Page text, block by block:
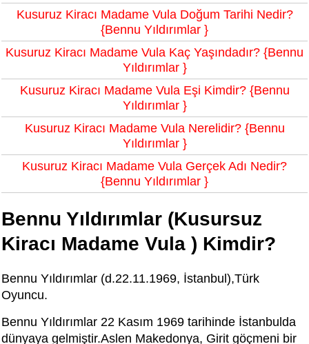
Kusuruz Kiracı Madame Vula Doğum Tarihi Nedir?
{Bennu Yıldırımlar }
Kusuruz Kiracı Madame Vula Kaç Yaşındadır? {Bennu
Yıldırımlar }
Kusuruz Kiracı Madame Vula Eşi Kimdir? {Bennu
Yıldırımlar }
Kusuruz Kiracı Madame Vula Nerelidir? {Bennu
Yıldırımlar }
Kusuruz Kiracı Madame Vula Gerçek Adı Nedir?
{Bennu Yıldırımlar }
Bennu Yıldırımlar (Kusursuz
Kiracı Madame Vula ) Kimdir?
Bennu Yıldırımlar (d.22.11.1969, İstanbul),Türk
Oyuncu.
Bennu Yıldırımlar 22 Kasım 1969 tarihinde İstanbulda
dünyaya gelmiştir.Aslen Makedonya, Girit göçmeni bir